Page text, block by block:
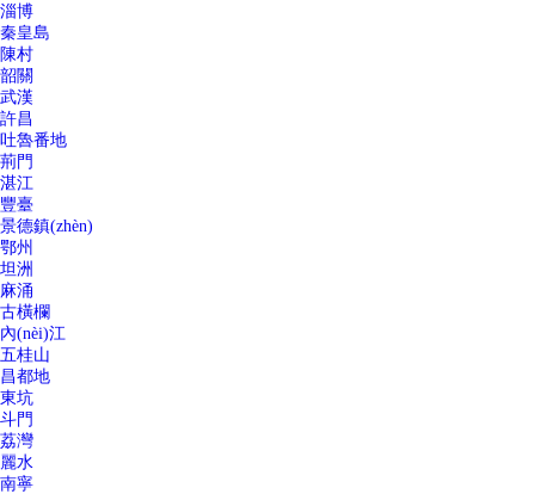
淄博
秦皇島
陳村
韶關
武漢
許昌
吐魯番地
荊門
湛江
豐臺
景德鎮(zhèn)
鄂州
坦洲
麻涌
古橫欄
內(nèi)江
五桂山
昌都地
東坑
斗門
荔灣
麗水
南寧